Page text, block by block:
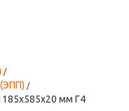
мм Г4